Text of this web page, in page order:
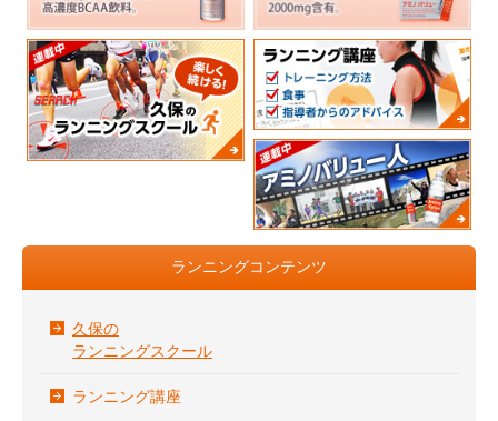
ランニングコンテンツ
久保の
ランニングスクール
ランニング講座